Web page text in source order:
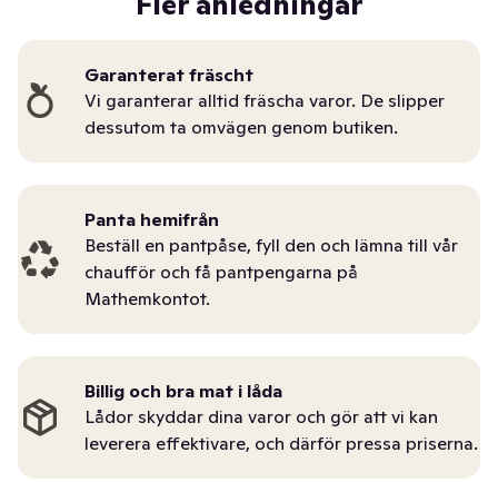
Garanterat fräscht
Vi garanterar alltid fräscha varor. De slipper
dessutom ta omvägen genom butiken.
Panta hemifrån
Beställ en pantpåse, fyll den och lämna till vår
chaufför och få pantpengarna på
Mathemkontot.
Billig och bra mat i låda
Lådor skyddar dina varor och gör att vi kan
leverera effektivare, och därför pressa priserna.